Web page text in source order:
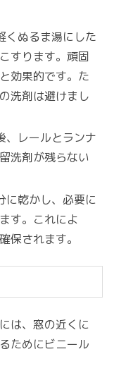
くぬるま湯にした
すります。頑固
効果的です。た
洗剤は避けまし
、レールとランナ
洗剤が残らない
に乾かし、必要に
す。これによ
保されます。
は、窓の近くに
ためにビニール